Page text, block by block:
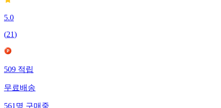
5.0
(21)
509적립
무료배송